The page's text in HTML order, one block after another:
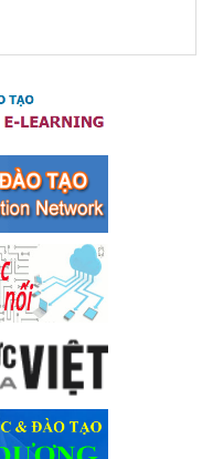
phòng ngừa, đấu
quan đến hoạt động
ngày 27/05/2023 của
động tổ chức đánh
học sinh thị xã Bến
sinh thị xã Bến Cát
phòng Covid 19
Covid 19